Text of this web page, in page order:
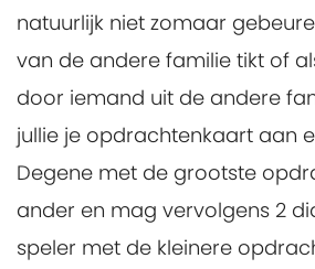
natuurlijk niet zomaar
van de andere familie tikt of
door iemand uit de andere
jullie je opdrachtenkaart aan
Degene met de grootste
ander en mag vervolgens 2
speler met de kleinere